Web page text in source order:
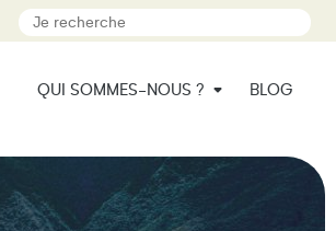
QUI SOMMES-NOUS ? BLOG